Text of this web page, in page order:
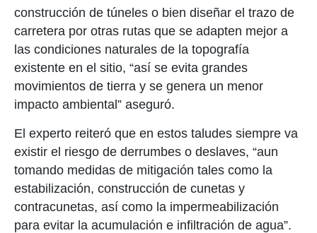
construcción de túneles o bien diseñar el trazo de
carretera por otras rutas que se adapten mejor a
las condiciones naturales de la topografía
existente en el sitio, “así se evita grandes
movimientos de tierra y se genera un menor
impacto ambiental” aseguró.
El experto reiteró que en estos taludes siempre va
existir el riesgo de derrumbes o deslaves, “aun
tomando medidas de mitigación tales como la
estabilización, construcción de cunetas y
contracunetas, así como la impermeabilización
para evitar la acumulación e infiltración de agua”.